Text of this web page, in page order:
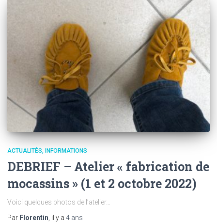
ACTUALITÉS INFORMATIONS
DEBRIEF – Atelier « fabrication de
mocassins » (1 et 2 octobre 2022)
Voici quelques photos de l’atelier…
Par Florentin , il y a 4 ans